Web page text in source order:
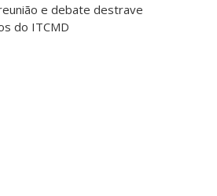
e debate destrave
do ITCMD